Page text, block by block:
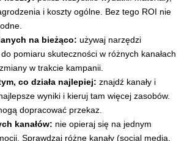
i koszty ogólne. Bez tego ROI nie
na bieżąco: używaj narzędzi
pomiaru skuteczności w różnych kanałach
w trakcie kampanii.
co działa najlepiej: znajdź kanały i
wyniki i kieruj tam więcej zasobów.
dopracować przekaz.
kanałów: nie opieraj się na jednym
Sprawdzaj różne kanały (social media,